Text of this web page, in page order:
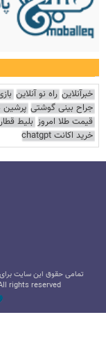
خبرآنلاین راه نو آنلاین
جراح بینی گوشتی
قیمت طلا امروز بلیط قطار
خرید اکانت chatgpt
تمامی حقوق این سایت
rights reserved